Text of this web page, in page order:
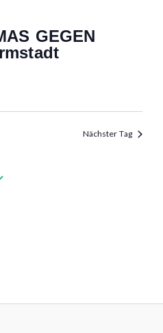
GEGEN
Nächster Tag